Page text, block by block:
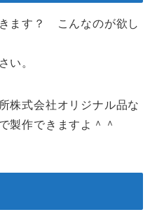
ます？ こんなのが欲し
い。
株式会社オリジナル品な
製作できますよ＾＾